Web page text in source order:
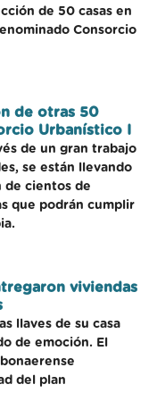
de 50 casas en
Consorcio
de otras 50
Urbanístico I
de un gran trabajo
se están llevando
de cientos de
que podrán cumplir
viviendas
llaves de su casa
de emoción. El
del plan